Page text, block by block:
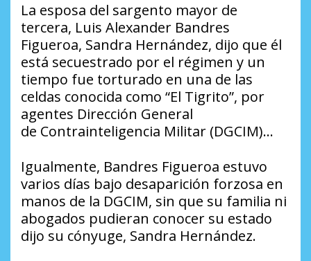
La esposa del sargento mayor de
tercera, Luis Alexander Bandres
Figueroa, Sandra Hernández, dijo que él
está secuestrado por el régimen y un
tiempo fue torturado en una de las
celdas conocida como “El Tigrito”, por
agentes Dirección General
de Contrainteligencia Militar (DGCIM)…
Igualmente, Bandres Figueroa estuvo
varios días bajo desaparición forzosa en
manos de la DGCIM, sin que su familia ni
abogados pudieran conocer su estado
dijo su cónyuge, Sandra Hernández.